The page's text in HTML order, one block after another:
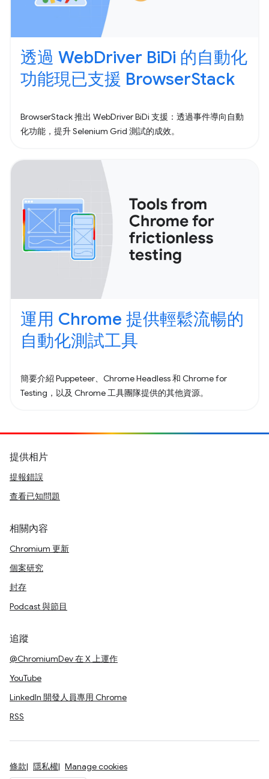
透過 WebDriver BiDi 的自動化
功能現已支援 BrowserStack
BrowserStack 推出 WebDriver BiDi 支援：透過事件導向自動
化功能，提升 Selenium Grid 測試的成效。
運用 Chrome 提供輕鬆流暢的
自動化測試工具
簡要介紹 Puppeteer、Chrome Headless 和 Chrome for
Testing，以及 Chrome 工具團隊提供的其他資源。
提供相片
提報錯誤
查看已知問題
相關內容
Chromium 更新
個案研究
封存
Podcast 與節目
追蹤
@ChromiumDev 在 X 上運作
YouTube
LinkedIn 開發人員專用 Chrome
RSS
條款 隱私權 Manage cookies